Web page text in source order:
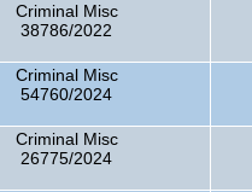
Criminal Misc
38786/2022
Criminal Misc
54760/2024
Criminal Misc
26775/2024